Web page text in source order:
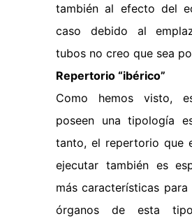
también al efecto del
caso debido al
tubos no creo que sea
Repertorio “ibérico”
Como hemos visto,
poseen una tipología
tanto, el repertorio que
ejecutar también es
más características
órganos de esta